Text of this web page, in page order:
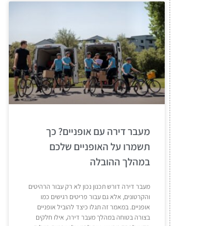
מעבר דירה עם אופניים? כך
תשמרו על האופניים שלכם
במהלך ההובלה
מעבר דירה דורש תכנון נכון לא רק עבור הרהיטים
והקרטונים, אלא גם עבור פריטים רגישים כמו
אופניים. במאמר זה תגלו כיצד להוביל אופניים
בצורה בטוחה במהלך מעבר דירה, אילו חלקים